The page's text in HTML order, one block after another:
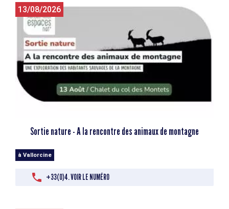
13/08/2026
Sortie nature - A la rencontre des animaux de montagne
à Vallorcine
+33(0)4. VOIR LE NUMÉRO